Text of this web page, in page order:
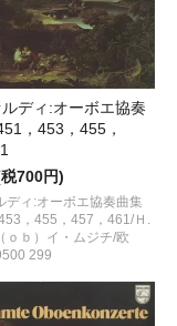
ディ:オーボエ協奏
，453，455，
700円)
ディ:オーボエ協奏曲集
，455，457，461/Ｈ.
ｏｂ）イ・ムジチ/欧
299